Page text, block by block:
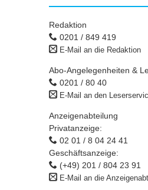
Redaktion
0201 / 849 419
E-Mail an die Redaktion
Abo-Angelegenheiten &
0201 / 80 40
E-Mail an den
Anzeigenabteilung
Privatanzeige:
02 01 / 8 04 24 41
Geschäftsanzeige:
(+49) 201 / 804 23 91
E-Mail an die